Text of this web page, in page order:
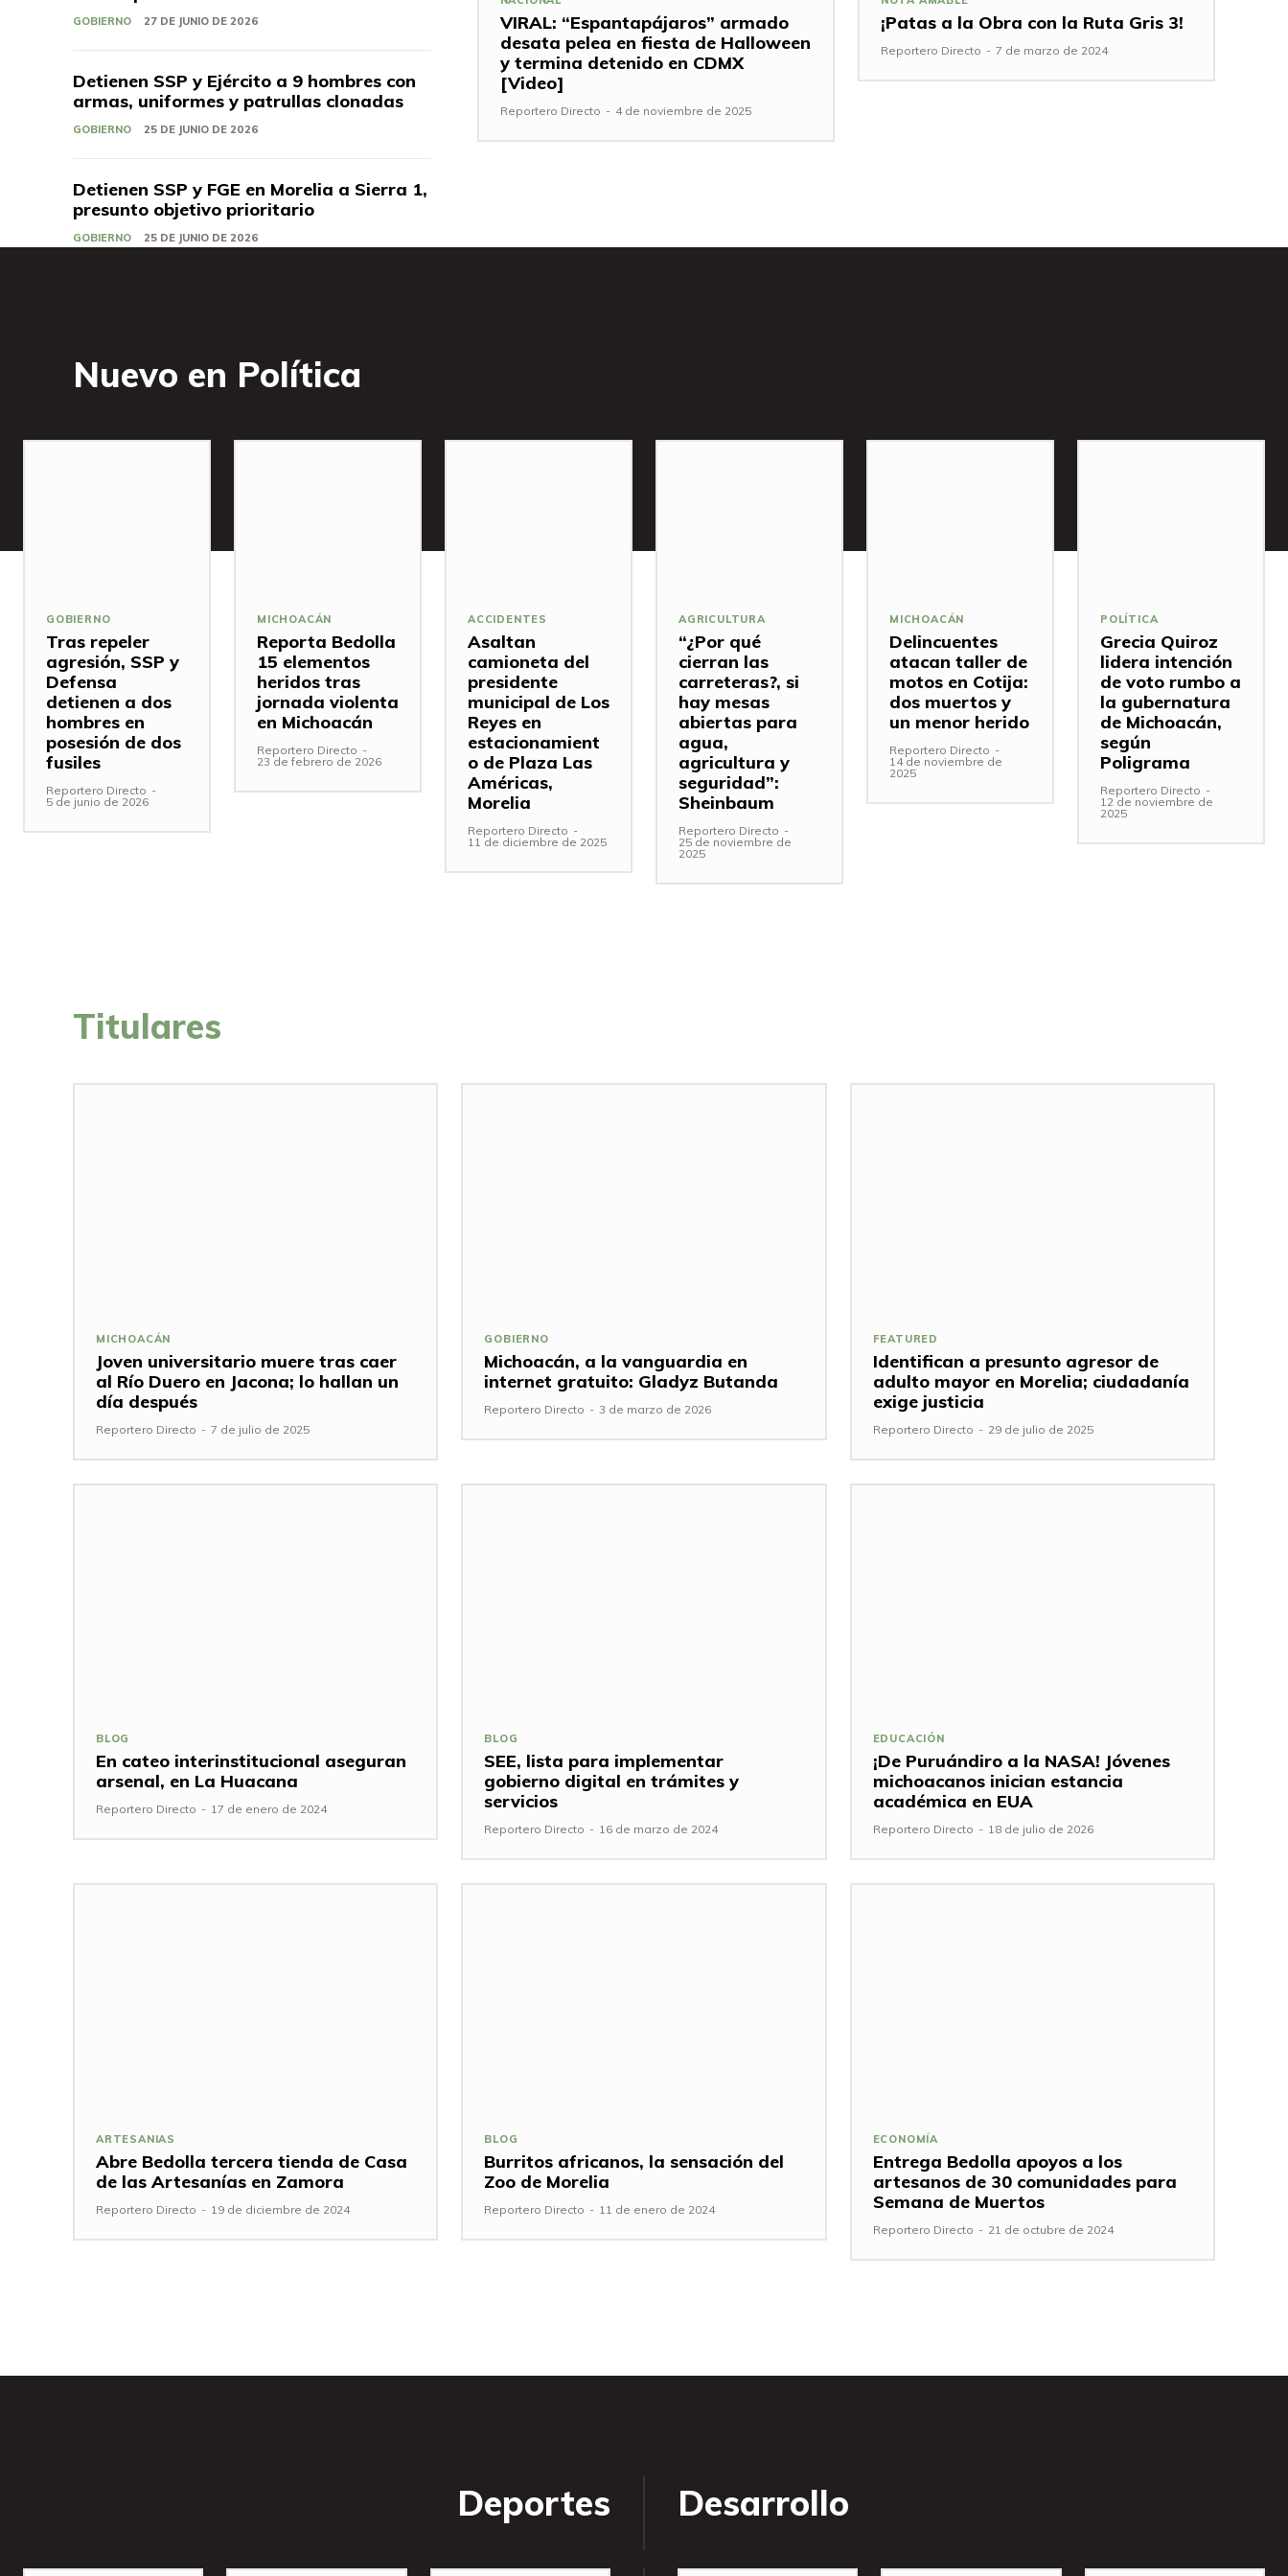
GOBIERNO 27 DE JUNIO DE 2026
Detienen SSP y Ejército a 9 hombres con
armas, uniformes y patrullas clonadas
GOBIERNO 25 DE JUNIO DE 2026
Detienen SSP y FGE en Morelia a Sierra 1,
presunto objetivo prioritario
GOBIERNO 25 DE JUNIO DE 2026
VIRAL: “Espantapájaros” armado
desata pelea en fiesta de Halloween
y termina detenido en CDMX
[Video]
Reportero Directo - 4 de noviembre de 2025
¡Patas a la Obra con la Ruta Gris 3!
Reportero Directo - 7 de marzo de 2024
Nuevo en Política
GOBIERNO
Tras repeler
agresión, SSP y
Defensa
detienen a dos
hombres en
posesión de dos
fusiles
Reportero Directo -
5 de junio de 2026
MICHOACÁN
Reporta Bedolla
15 elementos
heridos tras
jornada violenta
en Michoacán
Reportero Directo -
23 de febrero de 2026
ACCIDENTES
Asaltan
camioneta del
presidente
municipal de Los
Reyes en
estacionamient
o de Plaza Las
Américas,
Morelia
Reportero Directo -
11 de diciembre de 2025
AGRICULTURA
“¿Por qué
cierran las
carreteras?, si
hay mesas
abiertas para
agua,
agricultura y
seguridad”:
Sheinbaum
Reportero Directo -
25 de noviembre de
2025
MICHOACÁN
Delincuentes
atacan taller de
motos en Cotija:
dos muertos y
un menor herido
Reportero Directo -
14 de noviembre de
2025
POLÍTICA
Grecia Quiroz
lidera intención
de voto rumbo a
la gubernatura
de Michoacán,
según
Poligrama
Reportero Directo -
12 de noviembre de
2025
Titulares
MICHOACÁN
Joven universitario muere tras caer
al Río Duero en Jacona; lo hallan un
día después
Reportero Directo - 7 de julio de 2025
GOBIERNO
Michoacán, a la vanguardia en
internet gratuito: Gladyz Butanda
Reportero Directo - 3 de marzo de 2026
FEATURED
Identifican a presunto agresor de
adulto mayor en Morelia; ciudadanía
exige justicia
Reportero Directo - 29 de julio de 2025
BLOG
En cateo interinstitucional aseguran
arsenal, en La Huacana
Reportero Directo - 17 de enero de 2024
BLOG
SEE, lista para implementar
gobierno digital en trámites y
servicios
Reportero Directo - 16 de marzo de 2024
EDUCACIÓN
¡De Puruándiro a la NASA! Jóvenes
michoacanos inician estancia
académica en EUA
Reportero Directo - 18 de julio de 2026
ARTESANIAS
Abre Bedolla tercera tienda de Casa
de las Artesanías en Zamora
Reportero Directo - 19 de diciembre de 2024
BLOG
Burritos africanos, la sensación del
Zoo de Morelia
Reportero Directo - 11 de enero de 2024
ECONOMÍA
Entrega Bedolla apoyos a los
artesanos de 30 comunidades para
Semana de Muertos
Reportero Directo - 21 de octubre de 2024
Deportes Desarrollo